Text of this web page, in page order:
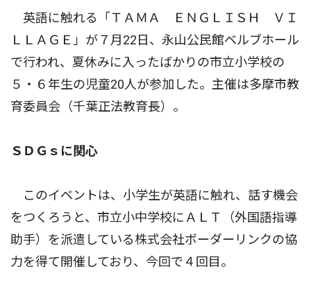
英語に触れる「ＴＡＭＡ ＥＮＧＬＩＳＨ ＶＩ
ＬＬＡＧＥ」が７月22日、永山公民館ベルブホール
で行われ、夏休みに入ったばかりの市立小学校の
５・６年生の児童20人が参加した。主催は多摩市教
育委員会（千葉正法教育長）。
ＳＤＧｓに関心
このイベントは、小学生が英語に触れ、話す機会
をつくろうと、市立小中学校にＡＬＴ（外国語指導
助手）を派遣している株式会社ボーダーリンクの協
力を得て開催しており、今回で４回目。